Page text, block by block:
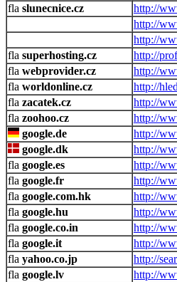
slunecnice.cz
http://
http://
http://
superhosting.cz
http://
webprovider.cz
http://
worldonline.cz
http://
zacatek.cz
http://
zoohoo.cz
http://
google.de
http://
google.dk
http://
google.es
http://
google.fr
http://
google.com.hk
http://
google.hu
http://
google.co.in
http://
google.it
http://
yahoo.co.jp
http://
google.lv
http://